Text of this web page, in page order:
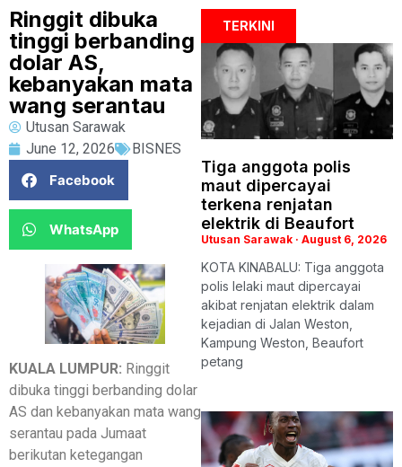
Ringgit dibuka
tinggi berbanding
dolar AS,
kebanyakan mata
wang serantau
Utusan Sarawak
June 12, 2026
BISNES
Facebook
WhatsApp
KUALA LUMPUR: Ringgit
dibuka tinggi berbanding dolar
AS dan kebanyakan mata wang
serantau pada Jumaat
berikutan ketegangan
TERKINI
Tiga anggota polis
maut dipercayai
terkena renjatan
elektrik di Beaufort
Utusan Sarawak August 6, 2026
KOTA KINABALU: Tiga anggota
polis lelaki maut dipercayai
akibat renjatan elektrik dalam
kejadian di Jalan Weston,
Kampung Weston, Beaufort
petang